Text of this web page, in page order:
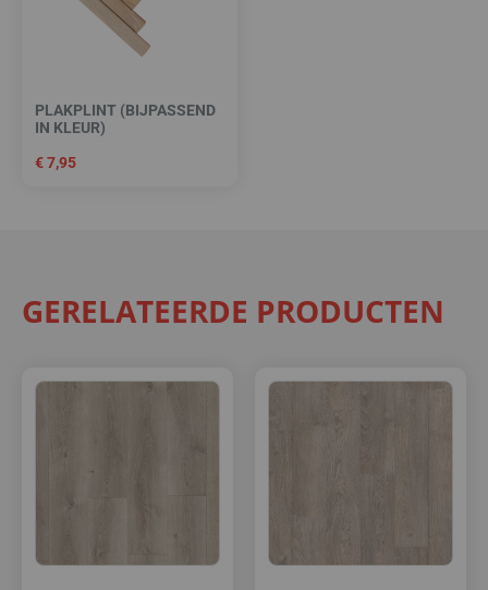
PLAKPLINT (BIJPASSEND
IN KLEUR)
€7,95
GERELATEERDE PRODUCTEN